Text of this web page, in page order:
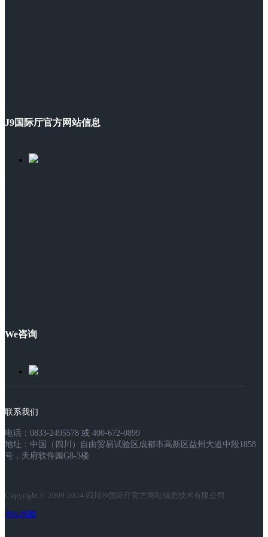
J9国际厅官方网站信息
We咨询
联系我们
电话：0833-2495578 或 400-672-0899
地址：中国（四川）自由贸易试验区成都市高新区益州大道中段1858
号，天府软件园G8-3楼
Copyright © 2009-2024 四川J9国际厅官方网站信息技术有限公司
网站地图